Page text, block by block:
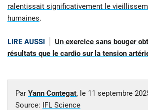
ralentissait significativement le
humaines.
LIRE AUSSI
Un exercice sans bouger
résultats que le cardio sur la tension
Par Yann Contegat, le 11 septembre
Source: IFL Science